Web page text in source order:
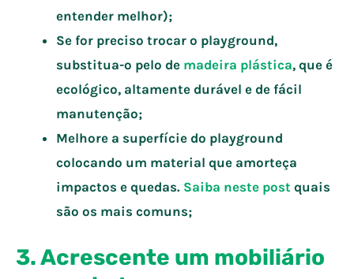
entender melhor);
Se for preciso trocar o playground,
substitua-o pelo de madeira plástica, que é
ecológico, altamente durável e de fácil
manutenção;
Melhore a superfície do playground
colocando um material que amorteça
impactos e quedas. Saiba neste post quais
são os mais comuns;
3. Acrescente um mobiliário